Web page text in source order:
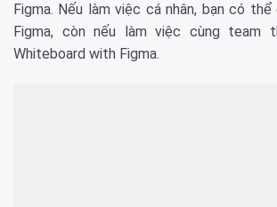
Figma. Nếu làm việc cá nhân, bạn có
Figma, còn nếu làm việc cùng team
Whiteboard with Figma.